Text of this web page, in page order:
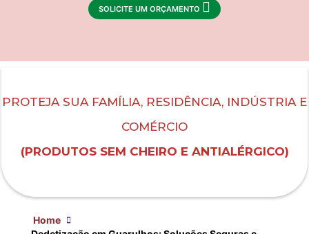
SOLICITE UM ORÇAMENTO
PROTEJA SUA FAMÍLIA, RESIDÊNCIA, INDÚSTRIA E
COMÉRCIO
(PRODUTOS SEM CHEIRO E ANTIALÉRGICO)
Home